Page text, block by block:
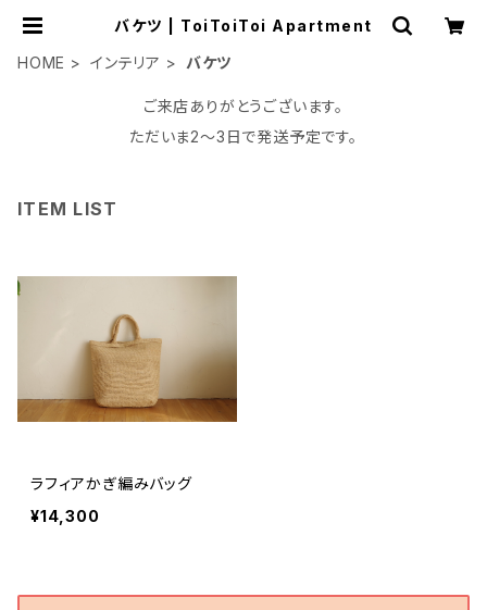
バケツ | ToiToiToi Apartment
HOME
インテリア バケツ
ご来店ありがとうございます。
ただいま2〜3日で発送予定です。
ITEM LIST
ラフィアかぎ編みバッグ
¥14,300